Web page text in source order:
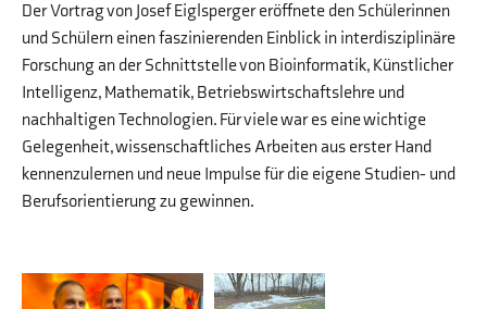
Der Vortrag von Josef Eiglsperger eröffnete den Schülerinnen
und Schülern einen faszinierenden Einblick in interdisziplinäre
Forschung an der Schnittstelle von Bioinformatik, Künstlicher
Intelligenz, Mathematik, Betriebswirtschaftslehre und
nachhaltigen Technologien. Für viele war es eine wichtige
Gelegenheit, wissenschaftliches Arbeiten aus erster Hand
kennenzulernen und neue Impulse für die eigene Studien- und
Berufsorientierung zu gewinnen.